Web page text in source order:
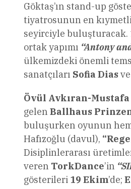
Göktaş’ın stand-up
tiyatrosunun en
seyirciyle buluşturacak.
ortak yapımı “Antony
ülkemizdeki önemli
sanatçıları Sofia Diasve
Övül Avkıran-
gelen Ballhaus
buluşurken oyunun
Hafızoğlu (davul),
Disiplinlerarası
veren TorkDance’in
gösterileri 19 Ekim’de;